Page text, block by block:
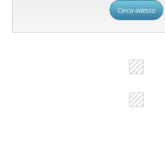
Cerca adesso